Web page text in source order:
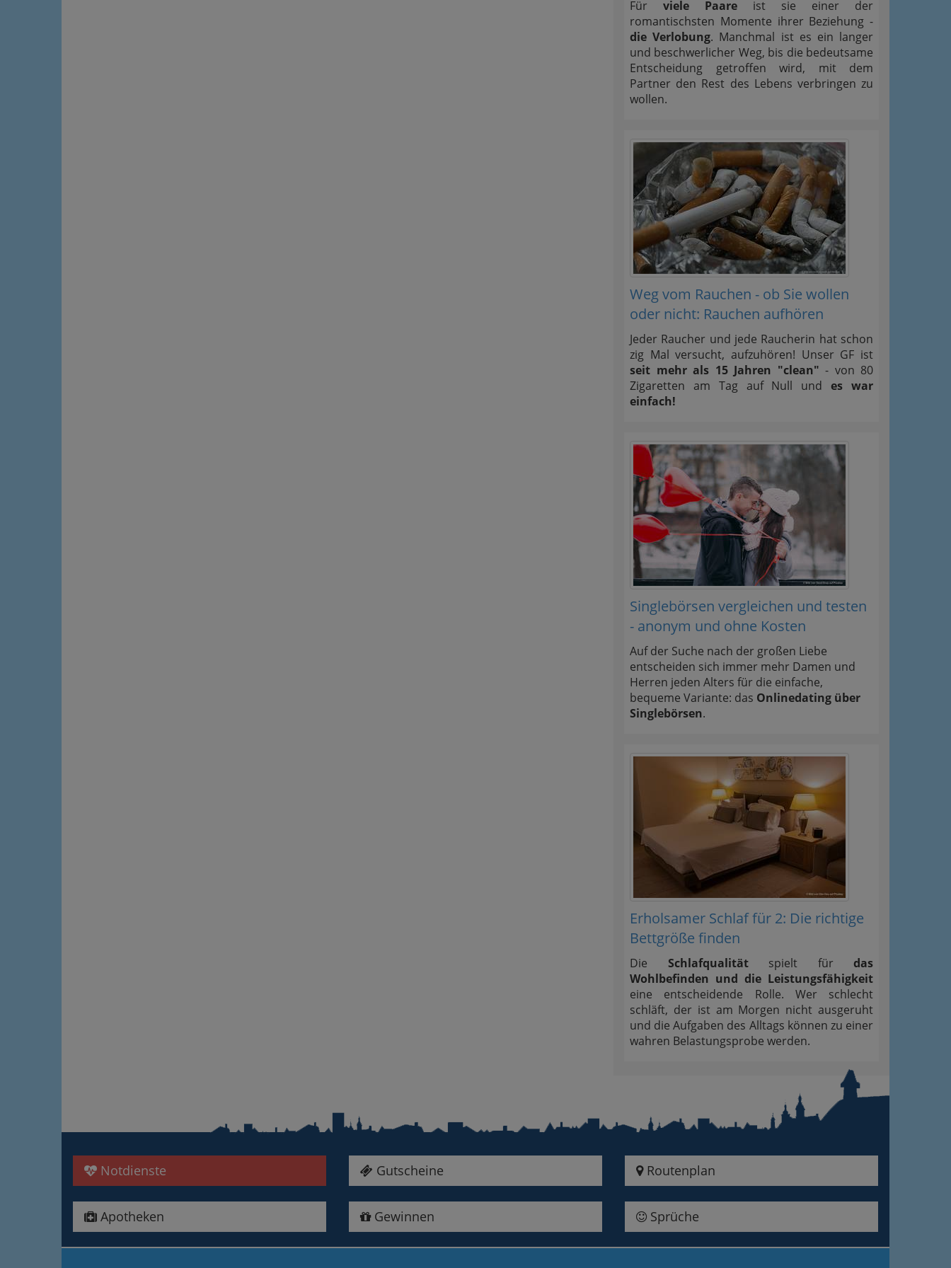
Für viele Paare ist sie einer der
romantischsten Momente ihrer Beziehung -
die Verlobung. Manchmal ist es ein langer
und beschwerlicher Weg, bis die bedeutsame
Entscheidung getroffen wird, mit dem
Partner den Rest des Lebens verbringen zu
wollen.
Weg vom Rauchen - ob Sie wollen
oder nicht: Rauchen aufhören
Jeder Raucher und jede Raucherin hat schon
zig Mal versucht, aufzuhören! Unser GF ist
seit mehr als 15 Jahren "clean" - von 80
Zigaretten am Tag auf Null undes war
einfach!
Singlebörsen vergleichen und testen
- anonym und ohne Kosten
Auf der Suche nach der großen Liebe
entscheiden sich immer mehr Damen und
Herren jeden Alters für die einfache,
bequeme Variante: das Onlinedating über
Singlebörsen.
Erholsamer Schlaf für 2: Die richtige
Bettgröße finden
Die Schlafqualitätspielt für das
Wohlbefinden und die Leistungsfähigkeit
eine entscheidende Rolle. Wer schlecht
schläft, der ist am Morgen nicht ausgeruht
und die Aufgaben des Alltags können zu einer
wahren Belastungsprobe werden.
Notdienste
Apotheken
Gutscheine
Gewinnen
Routenplan
Sprüche